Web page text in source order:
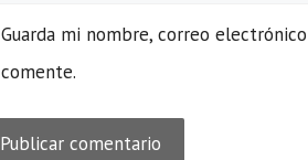
Guarda mi nombre, correo
comente.